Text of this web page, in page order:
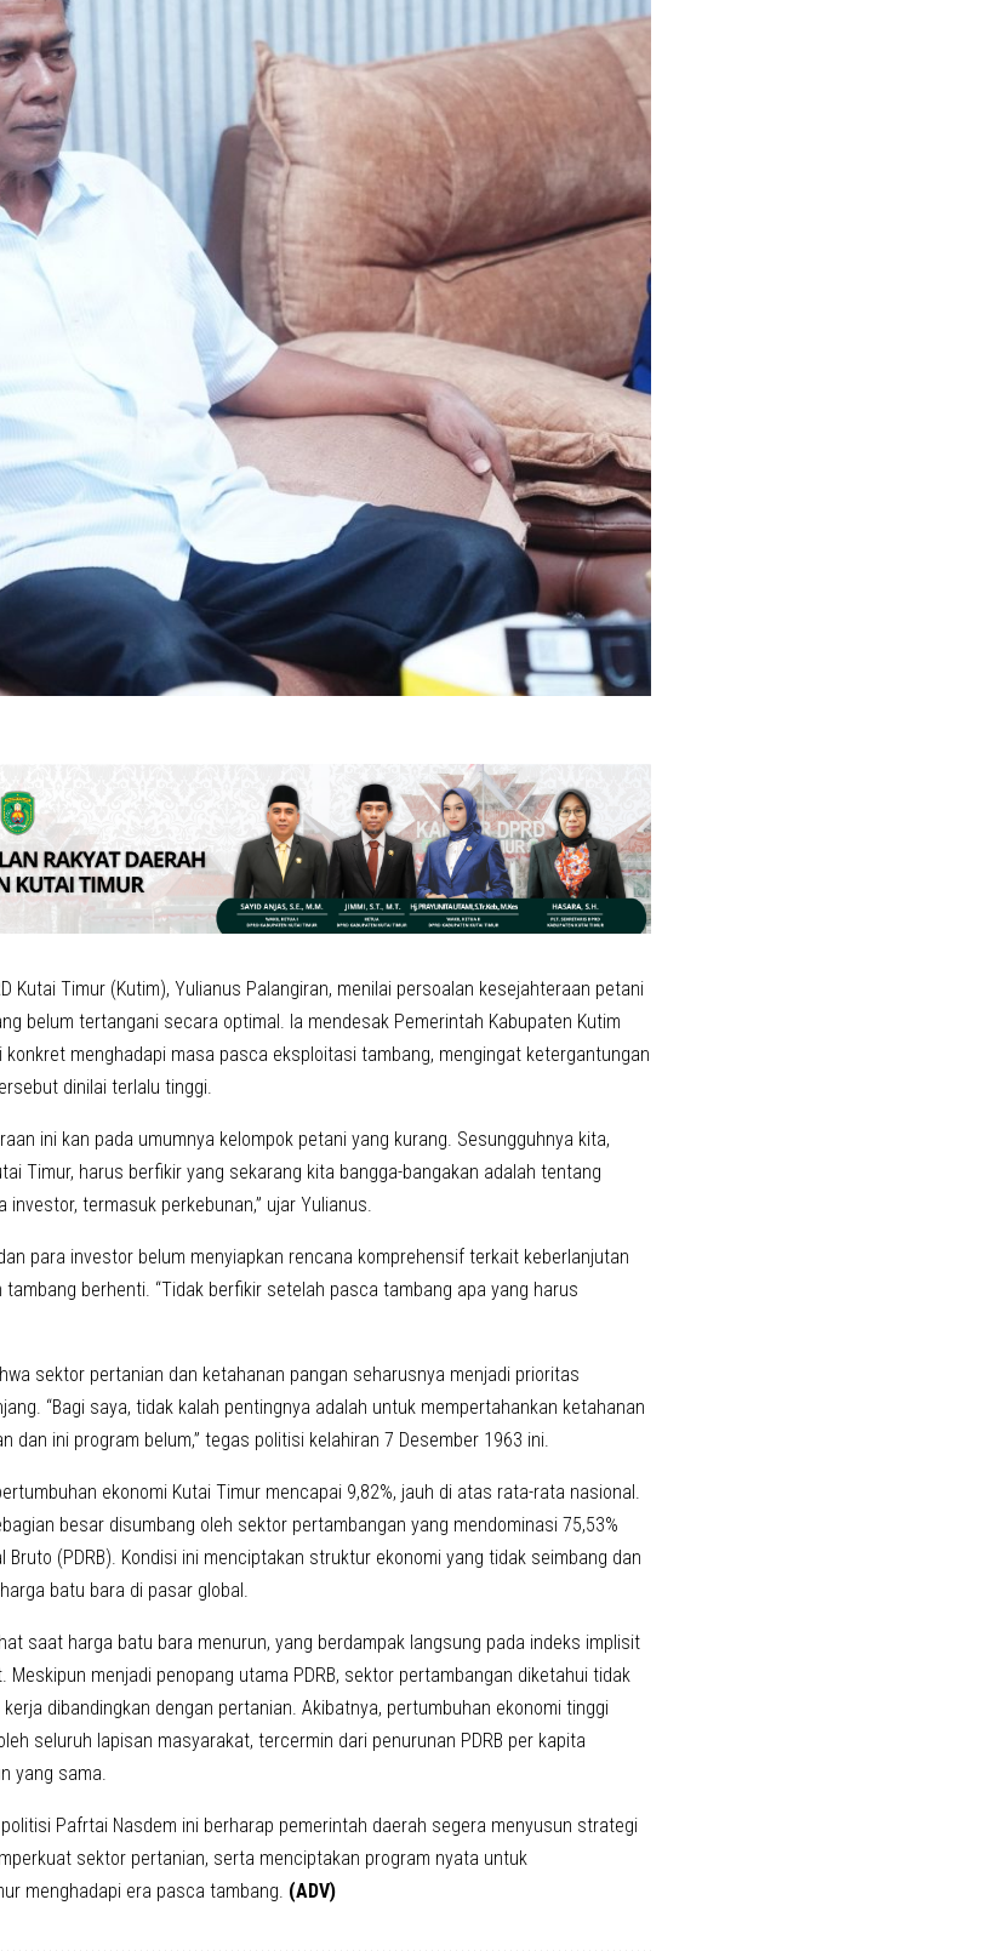
Kutai Timur (Kutim), Yulianus Palangiran, menilai persoalan kesejahteraan petani
belum tertangani secara optimal. Ia mendesak Pemerintah Kabupaten Kutim
menghadapi masa pasca eksploitasi tambang, mengingat ketergantungan
dinilai terlalu tinggi.
ini kan pada umumnya kelompok petani yang kurang. Sesungguhnya kita,
Timur, harus berfikir yang sekarang kita bangga-bangakan adalah tentang
termasuk perkebunan,” ujar Yulianus.
para investor belum menyiapkan rencana komprehensif terkait keberlanjutan
berhenti. “Tidak berfikir setelah pasca tambang apa yang harus
sektor pertanian dan ketahanan pangan seharusnya menjadi prioritas
“Bagi saya, tidak kalah pentingnya adalah untuk mempertahankan ketahanan
dan ini program belum,” tegas politisi kelahiran 7 Desember 1963 ini.
ekonomi Kutai Timur mencapai 9,82%, jauh di atas rata-rata nasional.
besar disumbang oleh sektor pertambangan yang mendominasi 75,53%
Bruto (PDRB). Kondisi ini menciptakan struktur ekonomi yang tidak seimbang dan
batu bara di pasar global.
saat harga batu bara menurun, yang berdampak langsung pada indeks implisit
Meskipun menjadi penopang utama PDRB, sektor pertambangan diketahui tidak
dibandingkan dengan pertanian. Akibatnya, pertumbuhan ekonomi tinggi
seluruh lapisan masyarakat, tercermin dari penurunan PDRB per kapita
yang sama.
Pafrtai Nasdem ini berharap pemerintah daerah segera menyusun strategi
sektor pertanian, serta menciptakan program nyata untuk
menghadapi era pasca tambang. (ADV)